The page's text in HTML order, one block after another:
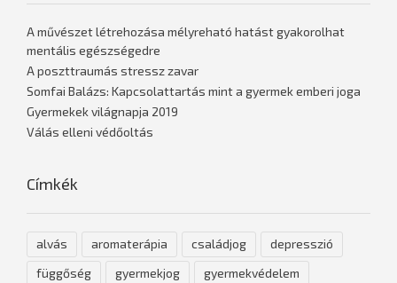
A művészet létrehozása mélyreható hatást gyakorolhat
mentális egészségedre
A poszttraumás stressz zavar
Somfai Balázs: Kapcsolattartás mint a gyermek emberi joga
Gyermekek világnapja 2019
Válás elleni védőoltás
Címkék
alvás aromaterápia családjog
depresszió
függőség
gyermekjog
gyermekvédelem